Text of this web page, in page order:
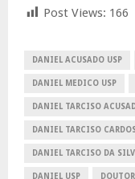
Post Views: 166
DANIEL ACUSADO USP
DANIEL MEDICO USP
DANIEL TARCISO
DANIEL TARCISO
DANIEL TARCISO DA
DANIEL USP